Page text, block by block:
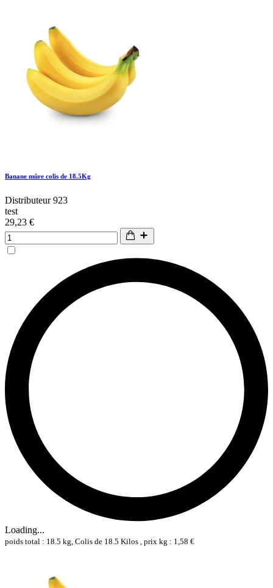
Banane mûre colis de 18.5Kg
Distributeur 923
test
29,23 €
Loading...
poids total : 18.5 kg, Colis de 18.5 Kilos , prix kg : 1,58 €